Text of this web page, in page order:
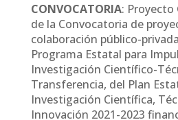
CONVOCATORIA: Proyecto
de la Convocatoria de
colaboración público-
Programa Estatal para
Investigación Científico-
Transferencia, del Plan
Investigación Científica,
Innovación 2021-2023